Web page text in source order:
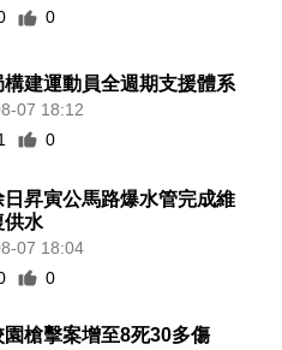
0
構建運動員全週期支援體系
07 18:12
0
日昇寅公馬路爆水管完成維
供水
07 18:04
0
園槍擊案增至8死30多傷